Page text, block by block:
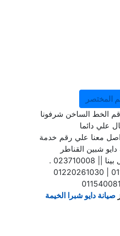
المختصر
الخط الساخن شرفونا
علي دائما
معنا علي رقم خدمة
شبين القناطر
. للاستفسار اتصل بينا || 023710008
| 01112124913 | 01220261030
صيانة دايو شبرا الخيمة